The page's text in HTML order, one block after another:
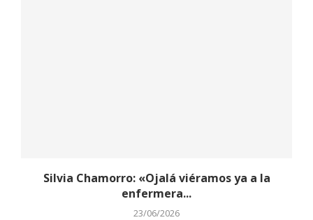
Silvia Chamorro: «Ojalá viéramos ya a la
enfermera...
23/06/2026